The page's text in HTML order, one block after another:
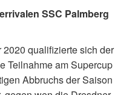
SSC Palmberg
qualifizierte sich der
Teilnahme am Supercup
Abbruchs der Saison